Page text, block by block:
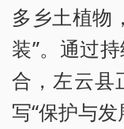
多乡土植物
装”。通过
合，左云县
写“保护与